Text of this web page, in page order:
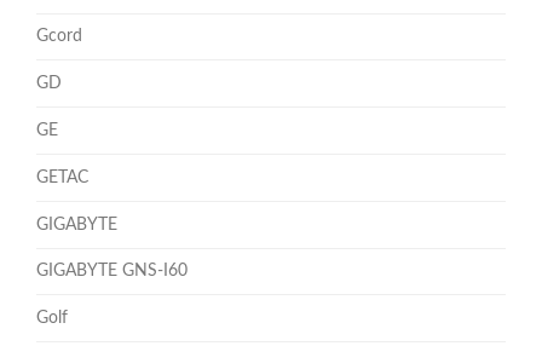
Gcord
GD
GE
GETAC
GIGABYTE
GIGABYTE GNS-I60
Golf